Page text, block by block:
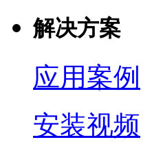
解决方案
应用案例
安装视频